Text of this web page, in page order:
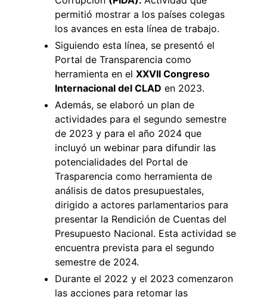
permitió mostrar a los países colegas
los avances en esta línea de trabajo.
Siguiendo esta línea, se presentó el
Portal de Transparencia como
herramienta en el XXVII Congreso
Internacional del CLAD en 2023.
Además, se elaboró un plan de
actividades para el segundo semestre
de 2023 y para el año 2024 que
incluyó un webinar para difundir las
potencialidades del Portal de
Trasparencia como herramienta de
análisis de datos presupuestales,
dirigido a actores parlamentarios para
presentar la Rendición de Cuentas del
Presupuesto Nacional. Esta actividad se
encuentra prevista para el segundo
semestre de 2024.
Durante el 2022 y el 2023 comenzaron
las acciones para retomar las